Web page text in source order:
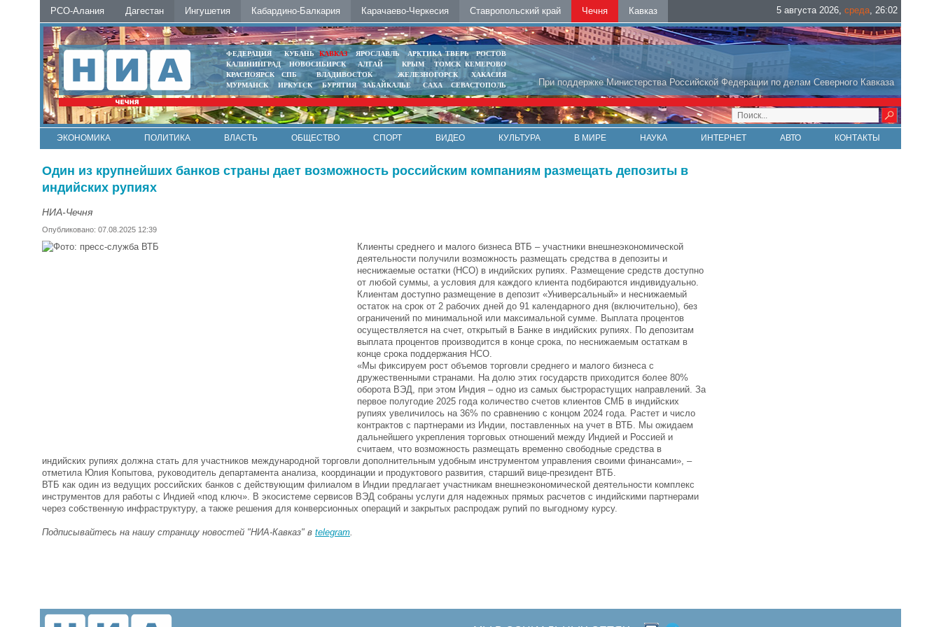
РСО-Алания Дагестан Ингушетия Кабардино-Балкария Карачаево-Черкесия Ставропольский край Чечня Кавказ 5 августа 2026, среда, 26:02
При поддержке Министерства Российской Федерации по делам Северного Кавказа
ФЕДЕРАЦИЯ КУБАНЬ КАВКАЗ ЯРОСЛАВЛЬ АРКТИКА ТВЕРЬ
РОСТОВ
КАЛИНИНГРАД
НОВОСИБИРСК АЛТАЙ КРЫМ ТОМСК КЕМЕРОВО
КРАСНОЯРСК
СПБ ВЛАДИВОСТОК ЖЕЛЕЗНОГОРСК
ХАКАСИЯ
МУРМАНСК
ИРКУТСК БУРЯТИЯ ЗАБАЙКАЛЬЕ САХА СЕВАСТОПОЛЬ
ЭКОНОМИКА ПОЛИТИКА ВЛАСТЬ ОБЩЕСТВО СПОРТ ВИДЕО КУЛЬТУРА В МИРЕ НАУКА ИНТЕРНЕТ АВТО КОНТАКТЫ
Один из крупнейших банков страны дает возможность российским компаниям размещать депозиты в
индийских рупиях
НИА-Чечня
Опубликовано: 07.08.2025 12:39
Клиенты среднего и малого бизнеса ВТБ – участники внешнеэкономической
деятельности получили возможность размещать средства в депозиты и
неснижаемые остатки (НСО) в индийских рупиях. Размещение средств доступно
от любой суммы, а условия для каждого клиента подбираются индивидуально.
Клиентам доступно размещение в депозит «Универсальный» и неснижаемый
остаток на срок от 2 рабочих дней до 91 календарного дня (включительно), без
ограничений по минимальной или максимальной сумме. Выплата процентов
осуществляется на счет, открытый в Банке в индийских рупиях. По депозитам
выплата процентов производится в конце срока, по неснижаемым остаткам в
конце срока поддержания НСО.
«Мы фиксируем рост объемов торговли среднего и малого бизнеса с
дружественными странами. На долю этих государств приходится более 80%
оборота ВЭД, при этом Индия – одно из самых быстрорастущих направлений. За
первое полугодие 2025 года количество счетов клиентов СМБ в индийских
рупиях увеличилось на 36% по сравнению с концом 2024 года. Растет и число
контрактов с партнерами из Индии, поставленных на учет в ВТБ. Мы ожидаем
дальнейшего укрепления торговых отношений между Индией и Россией и
считаем, что возможность размещать временно свободные средства в
индийских рупиях должна стать для участников международной торговли дополнительным удобным инструментом управления своими финансами», –
отметила Юлия Копытова, руководитель департамента анализа, координации и продуктового развития, старший вице-президент ВТБ.
ВТБ как один из ведущих российских банков с действующим филиалом в Индии предлагает участникам внешнеэкономической деятельности комплекс
инструментов для работы с Индией «под ключ». В экосистеме сервисов ВЭД собраны услуги для надежных прямых расчетов с индийскими партнерами
через собственную инфраструктуру, а также решения для конверсионных операций и закрытых распродаж рупий по выгодному курсу.
Подписывайтесь на нашу страницу новостей "НИА-Кавказ" в telegram